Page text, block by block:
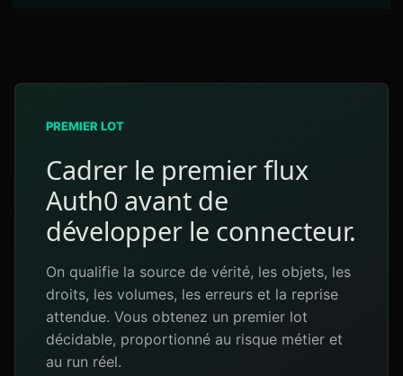
PREMIER LOT
Cadrer le premier flux
Auth0 avant de
développer le connecteur.
On qualifie la source de vérité, les objets, les
droits, les volumes, les erreurs et la reprise
attendue. Vous obtenez un premier lot
décidable, proportionné au risque métier et
au run réel.